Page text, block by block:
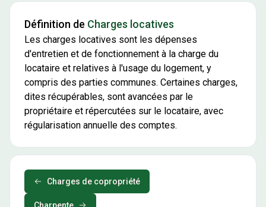
Définition de Charges locatives
Les charges locatives sont les dépenses
d'entretien et de fonctionnement à la charge du
locataire et relatives à l'usage du logement, y
compris des parties communes. Certaines charges,
dites récupérables, sont avancées par le
propriétaire et répercutées sur le locataire, avec
régularisation annuelle des comptes.
Charges de copropriété